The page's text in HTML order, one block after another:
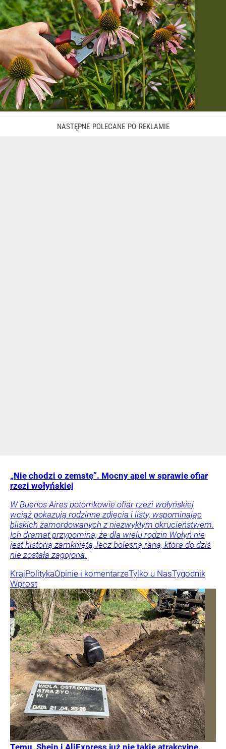
„Nie chodzi o zemstę”. Mocny apel w sprawie ofiar
rzezi wołyńskiej
W Buenos Aires potomkowie ofiar rzezi wołyńskiej
wciąż pokazują rodzinne zdjęcia i listy, wspominając
bliskich zamordowanych z niezwykłym okrucieństwem.
Ich dramat przypomina, że dla wielu rodzin Wołyń nie
jest historią zamkniętą, lecz bolesną raną, która do dziś
nie została zagojona.
KrajPolitykaOpinie i komentarzeTylko u NasTygodnik
Wprost